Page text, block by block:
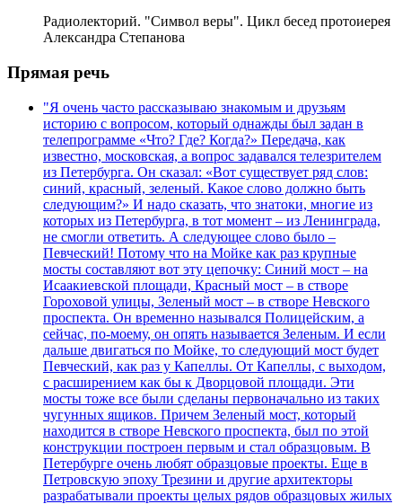
Радиолекторий. "Символ веры". Цикл бесед протоиерея
Александра Степанова
Прямая речь
"Я очень часто рассказываю знакомым и друзьям
историю с вопросом, который однажды был задан в
телепрограмме «Что? Где? Когда?» Передача, как
известно, московская, а вопрос задавался телезрителем
из Петербурга. Он сказал: «Вот существует ряд слов:
синий, красный, зеленый. Какое слово должно быть
следующим?» И надо сказать, что знатоки, многие из
которых из Петербурга, в тот момент – из Ленинграда,
не смогли ответить. А следующее слово было –
Певческий! Потому что на Мойке как раз крупные
мосты составляют вот эту цепочку: Синий мост – на
Исаакиевской площади, Красный мост – в створе
Гороховой улицы, Зеленый мост – в створе Невского
проспекта. Он временно назывался Полицейским, а
сейчас, по-моему, он опять называется Зеленым. И если
дальше двигаться по Мойке, то следующий мост будет
Певческий, как раз у Капеллы. От Капеллы, с выходом,
с расширением как бы к Дворцовой площади. Эти
мосты тоже все были сделаны первоначально из таких
чугунных ящиков. Причем Зеленый мост, который
находится в створе Невского проспекта, был по этой
конструкции построен первым и стал образцовым. В
Петербурге очень любят образцовые проекты. Еще в
Петровскую эпоху Трезини и другие архитекторы
разрабатывали проекты целых рядов образцовых жилых